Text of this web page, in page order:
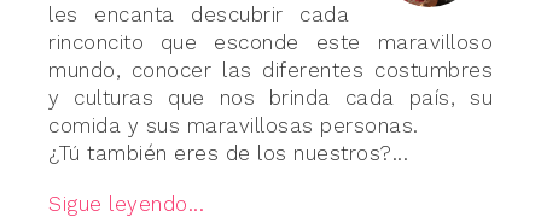
les encanta descubrir cada
rinconcito que esconde este maravilloso
mundo, conocer las diferentes costumbres
y culturas que nos brinda cada país, su
comida y sus maravillosas personas.
¿Tú también eres de los nuestros?...
Sigue leyendo...